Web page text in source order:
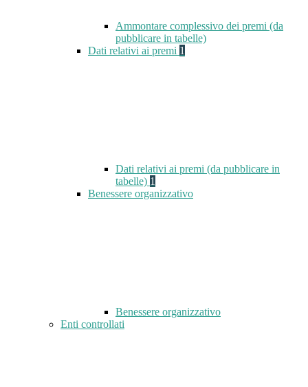
Ammontare complessivo dei premi (da
pubblicare in tabelle)
Dati relativi ai premi 1
Dati relativi ai premi (da pubblicare in
tabelle) 1
Benessere organizzativo
Benessere organizzativo
Enti controllati